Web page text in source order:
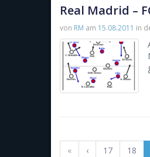
Real Madrid –
von RM am 15.08.2011 in
« ‹ 17 18